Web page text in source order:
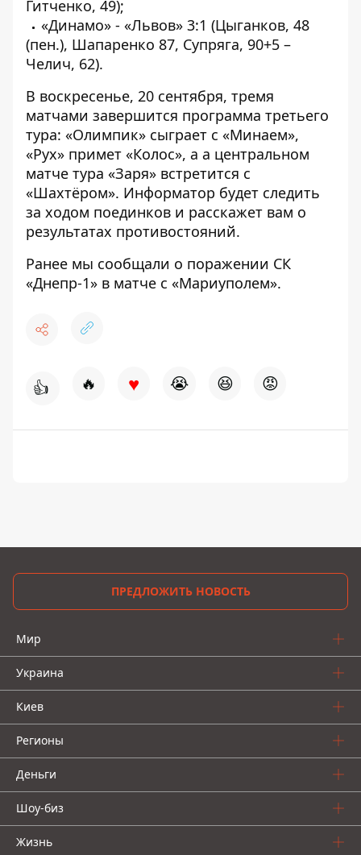
Гитченко, 49);
«Динамо» - «Львов» 3:1 (Цыганков, 48
(пен.), Шапаренко 87, Супряга, 90+5 –
Челич, 62).
В воскресенье, 20 сентября, тремя
матчами завершится программа третьего
тура: «Олимпик» сыграет с «Минаем»,
«Рух» примет «Колос», а а центральном
матче тура «Заря» встретится с
«Шахтёром». Информатор будет следить
за ходом поединков и расскажет вам о
результатах противостояний.
Ранее мы сообщали о поражении СК
«Днепр-1» в матче с «Мариуполем».
👍 🔥 ♥ 😭 😆 😡
ПРЕДЛОЖИТЬ НОВОСТЬ
Мир
Украина
Киев
Регионы
Деньги
Шоу-биз
Жизнь